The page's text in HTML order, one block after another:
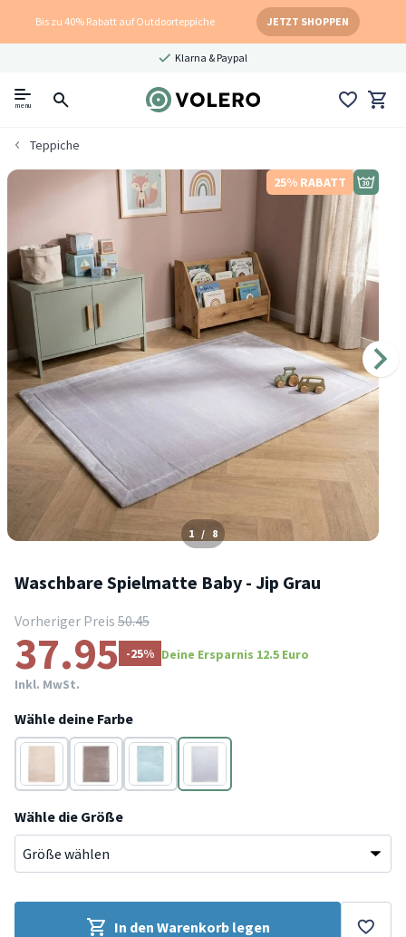
Bis zu 40% Rabatt auf Outdoorteppiche JETZT SHOPPEN
Klarna & Paypal
menu
Teppiche
25% RABATT
1 / 8
Waschbare Spielmatte Baby - Jip Grau
Vorheriger Preis 50.45
37.95 -25% Deine Ersparnis 12.5 Euro
Inkl. MwSt.
Wähle deine Farbe
Beige Taupe Blau
Grau
Wähle die Größe
In den Warenkorb legen